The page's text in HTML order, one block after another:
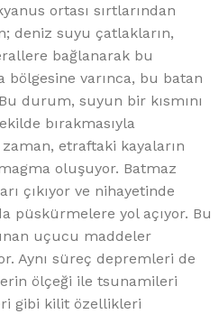
ortası sırtlarından
deniz suyu çatlakların,
bağlanarak bu
bölgesine varınca, bu batan
Bu durum, suyun bir kısmını
bırakmasıyla
zaman, etraftaki kayaların
oluşuyor. Batmaz
çıkıyor ve nihayetinde
püskürmelere yol açıyor. Bu
uçucu maddeler
Aynı süreç depremleri de
ölçeği ile tsunamileri
gibi kilit özellikleri